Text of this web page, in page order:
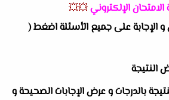
الإلكتروني💥💥
و الإجابة على جميع الأسئلة اضغط (
بالدرجات و عرض الإجابات الصحيحة و